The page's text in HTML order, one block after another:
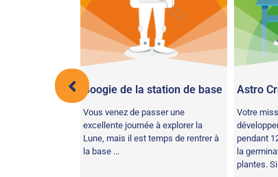
Boogie de la station de base
Vous venez de passer une
excellente journée à explorer la
Lune, mais il est temps de rentrer à
la base ...
Astro
Votre
pendant
la
plantes.